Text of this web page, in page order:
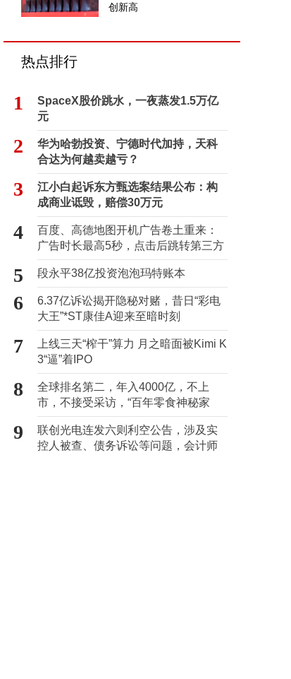
创新高
热点排行
1
SpaceX股价跳水，一夜蒸发1.5万亿
元
2
华为哈勃投资、宁德时代加持，天科
合达为何越卖越亏？
3
江小白起诉东方甄选案结果公布：构
成商业诋毁，赔偿30万元
4
百度、高德地图开机广告卷土重来：
广告时长最高5秒，点击后跳转第三方
5 段永平38亿投资泡泡玛特账本
6
6.37亿诉讼揭开隐秘对赌，昔日“彩电
大王”*ST康佳A迎来至暗时刻
7
上线三天“榨干”算力 月之暗面被Kimi K
3“逼”着IPO
8
全球排名第二，年入4000亿，不上
市，不接受采访，“百年零食神秘家
族”浮出水面？
9
联创光电连发六则利空公告，涉及实
控人被查、债务诉讼等问题，会计师